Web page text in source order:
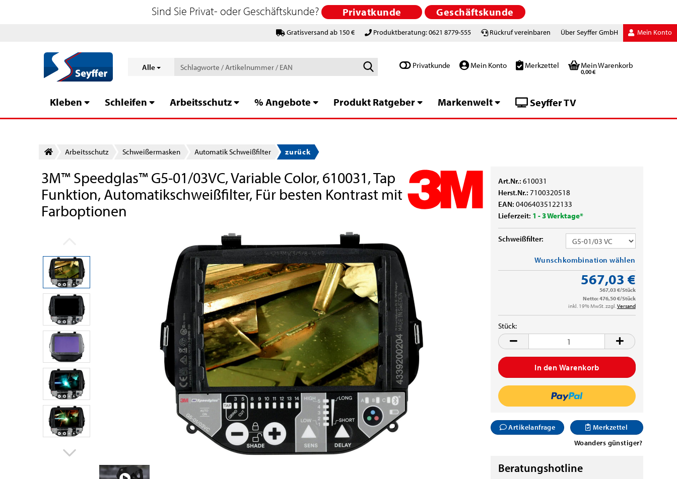
Gratisversand ab 150 € Produktberatung: 0621 8779-555 Rückruf vereinbaren Über Seyffer GmbH Mein Konto
Alle
Schlagworte
EAN
Privatkunde Mein Konto Merkzettel Mein Warenkorb
0,00 €
Sind Sie Privat- oder Geschäftskunde? Privatkunde Geschäftskunde
Kleben Schleifen Arbeitsschutz % Angebote Produkt Ratgeber Markenwelt Seyffer TV
Arbeitsschutz Schweißer­masken Automatik Schweißfilter zurück
3M™ Speedglas™ G5-01/03VC, Variable Color, 610031, Tap
Funktion, Automatikschweißfilter, Für besten Kontrast mit
Farboptionen
Art.Nr.:610031
Herst.Nr.:7100320518
EAN:04064035122133
Lieferzeit: 1 - 3 Werktage*
Schweißfilter:
Wunschkombination wählen
567,03 €
567,03 €/Stück
Netto: 476,50 €/Stück
inkl. 19% MwSt. zzgl.Versand
Stück:
Stück
Artikelanfrage
Merkzettel
Woanders günstiger?
Beratungshotline